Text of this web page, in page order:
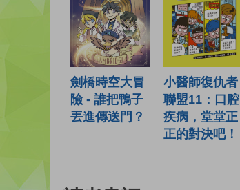
劍橋時空大冒
險 - 誰把鴨子
丟進傳送門？
小醫師復仇者
聯盟11：口腔
疾病，堂堂正
正的對決吧！